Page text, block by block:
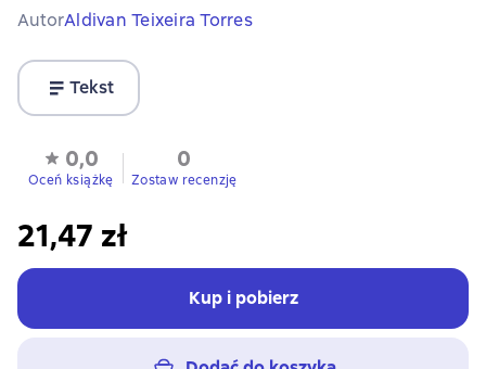
AutorAldivan Teixeira Torres
Tekst
0,0
Oceń książkę
0
Zostaw recenzję
21,47 zł
Kup i pobierz